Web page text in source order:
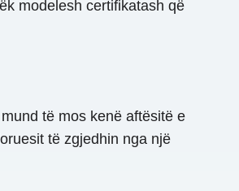
modelesh certifikatash që
të mos kenë aftësitë e
të zgjedhin nga një